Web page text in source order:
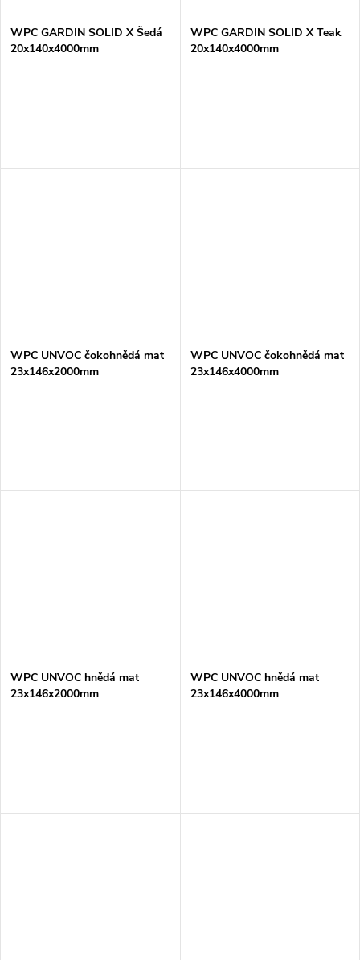
WPC GARDIN SOLID X Šedá
20x140x4000mm
WPC GARDIN SOLID X Teak
20x140x4000mm
WPC UNVOC čokohnědá mat
23x146x2000mm
WPC UNVOC čokohnědá mat
23x146x4000mm
WPC UNVOC hnědá mat
23x146x2000mm
WPC UNVOC hnědá mat
23x146x4000mm